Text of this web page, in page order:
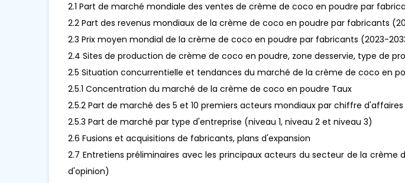
2.1 Part de marché mondiale des ventes de crème de coco en poudre par
2.2 Part des revenus mondiaux de la crème de coco en poudre par fabricants
2.3 Prix moyen mondial de la crème de coco en poudre par fabricants (2023-
2.4 Sites de production de crème de coco en poudre, zone desservie, type de
2.5 Situation concurrentielle et tendances du marché de la crème de coco en
2.5.1 Concentration du marché de la crème de coco en poudre Taux
2.5.2 Part de marché des 5 et 10 premiers acteurs mondiaux par chiffre d'affaires
2.5.3 Part de marché par type d'entreprise (niveau 1, niveau 2 et niveau 3)
2.6 Fusions et acquisitions de fabricants, plans d'expansion
2.7 Entretiens préliminaires avec les principaux acteurs du secteur de la crème
d'opinion)